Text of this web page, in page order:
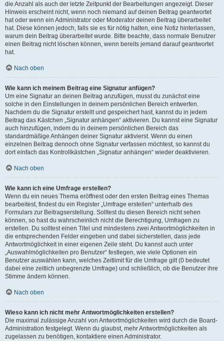
die Anzahl als auch der letzte Zeitpunkt der Bearbeitungen angezeigt. Dieser
Hinweis erscheint nicht, wenn noch niemand auf deinen Beitrag geantwortet
hat oder wenn ein Administrator oder Moderator deinen Beitrag überarbeitet
hat. Diese können jedoch, falls sie es für nötig halten, eine Notiz hinterlassen,
warum dein Beitrag überarbeitet wurde. Bitte beachte, dass normale Benutzer
einen Beitrag nicht löschen können, wenn bereits jemand darauf geantwortet
hat.
Nach oben
Wie kann ich meinem Beitrag eine Signatur anfügen?
Um eine Signatur an deinen Beitrag anzufügen, musst du zunächst eine
solche in den Einstellungen in deinem persönlichen Bereich entwerfen.
Nachdem du die Signatur erstellt und gespeichert hast, kannst du in jedem
Beitrag das Kästchen „Signatur anhängen“ aktivieren. Du kannst eine Signatur
auch hinzufügen, indem du in deinem persönlichen Bereich das
standardmäßige Anhängen deiner Signatur aktivierst. Wenn du einen
einzelnen Beitrag dennoch ohne Signatur verfassen möchtest, so kannst du
dort einfach das Kontrollkästchen „Signatur anhängen“ wieder deaktivieren.
Nach oben
Wie kann ich eine Umfrage erstellen?
Wenn du ein neues Thema eröffnest oder den ersten Beitrag eines Themas
bearbeitest, findest du ein Register „Umfrage erstellen“ unterhalb des
Formulars zur Beitragserstellung. Solltest du diesen Bereich nicht sehen
können, so hast du wahrscheinlich nicht die Berechtigung, Umfragen zu
erstellen. Du solltest einen Titel und mindestens zwei Antwortmöglichkeiten in
die entsprechenden Felder eingeben und dabei sicherstellen, dass jede
Antwortmöglichkeit in einer eigenen Zeile steht. Du kannst auch unter
„Auswahlmöglichkeiten pro Benutzer“ festlegen, wie viele Optionen ein
Benutzer auswählen kann, welches Zeitlimit für die Umfrage gilt (0 bedeutet
dabei eine zeitlich unbegrenzte Umfrage) und schließlich, ob die Benutzer ihre
Stimme ändern können.
Nach oben
Wieso kann ich nicht mehr Antwortmöglichkeiten erstellen?
Die maximal zulässige Anzahl von Antwortmöglichkeiten wird durch die Board-
Administration festgelegt. Wenn du glaubst, mehr Antwortmöglichkeiten als
zugelassen zu benötigen, kontaktiere einen Administrator.